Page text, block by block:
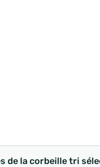
de la corbeille tri